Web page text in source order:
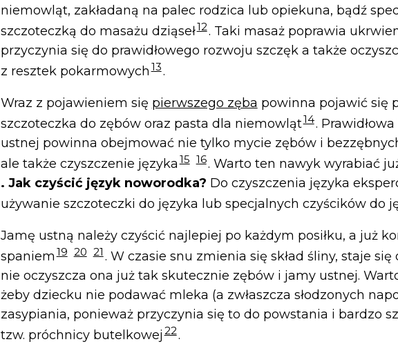
niemowląt, zakładaną na palec rodzica lub opiekuna, bądź
szczoteczką do masażu dziąseł12. Taki masaż poprawia
przyczynia się do prawidłowego rozwoju szczęk a także
z resztek pokarmowych 13.
Wraz z pojawieniem się pierwszego zęba powinna pojawić się
szczoteczka do zębów oraz pasta dla niemowląt14.
ustnej powinna obejmować nie tylko mycie zębów i
ale także czyszczenie języka 15 16. Warto ten nawyk wyrabiać
. Jak czyścić język noworodka? Do czyszczenia języka
używanie szczoteczki do języka lub specjalnych czyścików do
Jamę ustną należy czyścić najlepiej po każdym posiłku, a już
spaniem 19 20 21 . W czasie snu zmienia się skład śliny, staje się
nie oczyszcza ona już tak skutecznie zębów i jamy ustnej.
żeby dziecku nie podawać mleka (a zwłaszcza słodzonych
zasypiania, ponieważ przyczynia się to do powstania i bardzo
tzw. próchnicy butelkowej 22.